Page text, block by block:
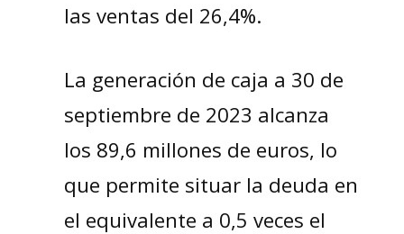
las ventas del 26,4%.
La generación de caja a 30 de
septiembre de 2023 alcanza
los 89,6 millones de euros, lo
que permite situar la deuda en
el equivalente a 0,5 veces el